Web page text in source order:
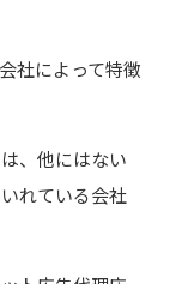
社によって特徴
、他にはない
れている会社